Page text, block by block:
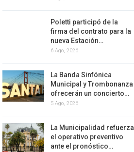
Poletti participó de la
firma del contrato para la
nueva Estación…
6 Ago, 2026
La Banda Sinfónica
Municipal y Trombonanza
ofrecerán un concierto…
5 Ago, 2026
La Municipalidad refuerza
el operativo preventivo
ante el pronóstico…